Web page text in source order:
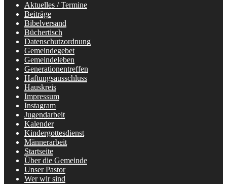
Aktuelles / Termine
Beiträge
Bibelversand
Büchertisch
Datenschutzordnung
Gemeindegebet
Gemeindeleben
Generationentreffen
Haftungsausschluss
Hauskreis
Impressum
Instagram
Jugendarbeit
Kalender
Kindergottesdienst
Männerarbeit
Startseite
Über die Gemeinde
Unser Pastor
Wer wir sind